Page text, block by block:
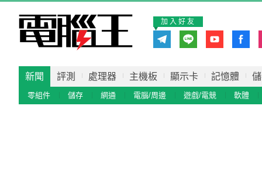
加入好友
新聞 評測 處理器 主機板 顯示卡 記憶體
零組件 儲存 網通 電腦/周邊 遊戲/電競 軟體